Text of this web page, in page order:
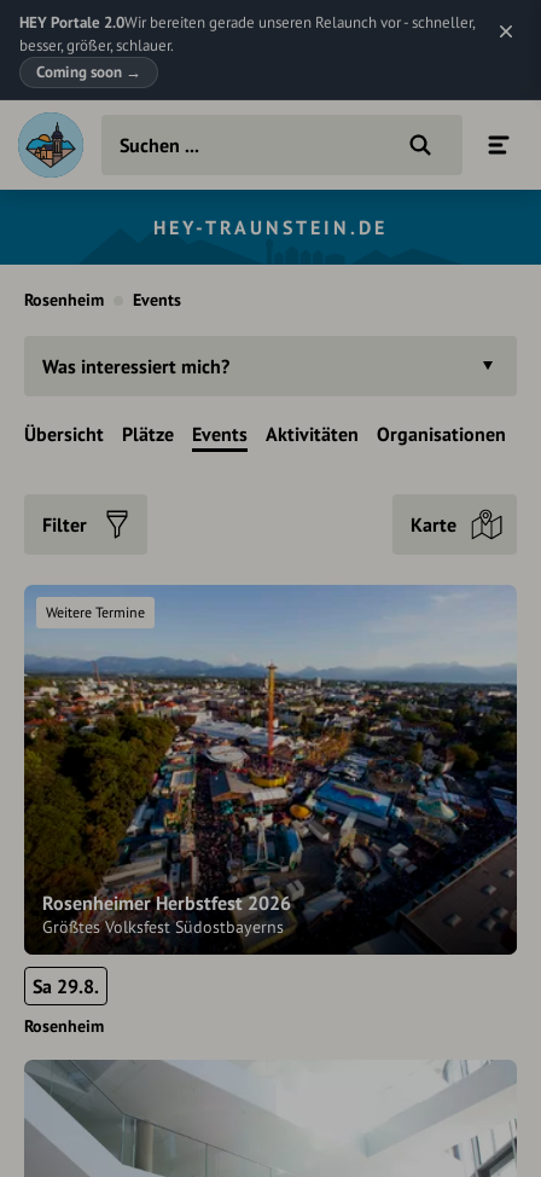
HEY Portale 2.0Wir bereiten gerade unseren Relaunch vor - schneller,
besser, größer, schlauer.
Coming soon →
HEY-TRAUNSTEIN.DE
Rosenheim Events
Was interessiert mich?
Übersicht Plätze Events Aktivitäten Organisationen
Filter Karte
Rosenheimer Herbstfest 2026
Größtes Volksfest Südostbayerns
Weitere Termine
Sa 29.8.
Rosenheim